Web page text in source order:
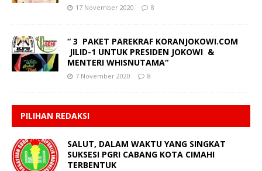
17 November 2020 8
“ 3 PAKET PAREKRAF KORANJOKOWI.COM
JILID-1 UNTUK PRESIDEN JOKOWI &
MENTERI WHISNUTAMA“
7 November 2020 8
PILIHAN REDAKSI
SALUT, DALAM WAKTU YANG SINGKAT
SUKSESI PGRI CABANG KOTA CIMAHI
TERBENTUK